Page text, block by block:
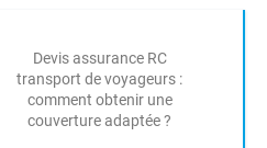
Devis assurance RC
transport de voyageurs :
comment obtenir une
couverture adaptée ?